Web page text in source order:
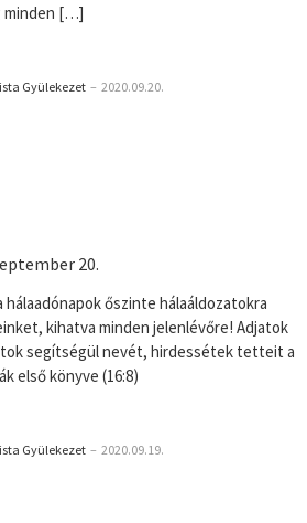
minden […]
Gyülekezet – 2020.09.20.
20.
hálaadónapok őszinte hálaáldozatokra
kihatva minden jelenlévőre! Adjatok
segítségül nevét, hirdessétek tetteit a
első könyve (16:8)
Gyülekezet – 2020.09.19.